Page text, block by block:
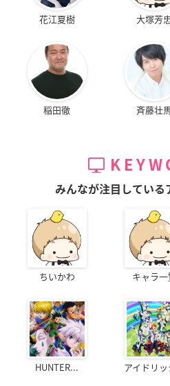
花江夏樹 大塚芳
稲田徹 斉藤壮
みんなが注目している
ちいかわ キャラ一
HUNTER... アイドリ